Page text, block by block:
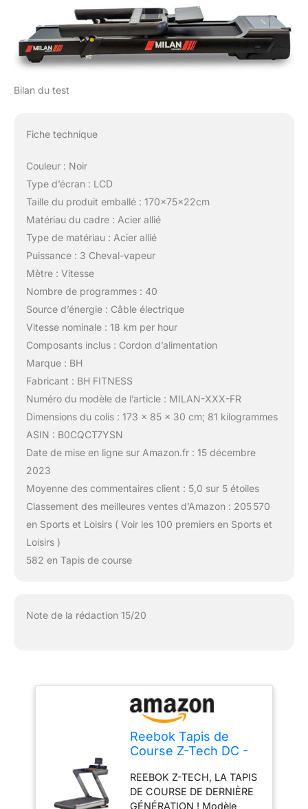
Bilan du test
Fiche technique
Couleur : Noir
Type d’écran : LCD
Taille du produit emballé : 170x75x22cm
Matériau du cadre : Acier allié
Type de matériau : Acier allié
Puissance : 3 Cheval-vapeur
Mètre : Vitesse
Nombre de programmes : 40
Source d’énergie : Câble électrique
Vitesse nominale : 18 km per hour
Composants inclus : Cordon d’alimentation
Marque : BH
Fabricant : BH FITNESS
Numéro du modèle de l’article : MILAN-XXX-FR
Dimensions du colis : 173 x 85 x 30 cm; 81 kilogrammes
ASIN : B0CQCT7YSN
Date de mise en ligne sur Amazon.fr : 15 décembre
2023
Moyenne des commentaires client : 5,0 sur 5 étoiles
Classement des meilleures ventes d’Amazon : 205 570
en Sports et Loisirs ( Voir les 100 premiers en Sports et
Loisirs )
582 en Tapis de course
Note de la rédaction 15/20
Reebok Tapis de
Course Z-Tech DC -
Vitesse Max 20km/h -
154x55cm - Moteur
REEBOK Z-TECH, LA TAPIS
DE COURSE DE DERNIÈRE
GÉNÉRATION ! Modèle